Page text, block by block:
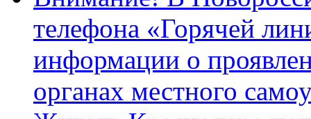
телефона «Горячей
информации о
органах местного